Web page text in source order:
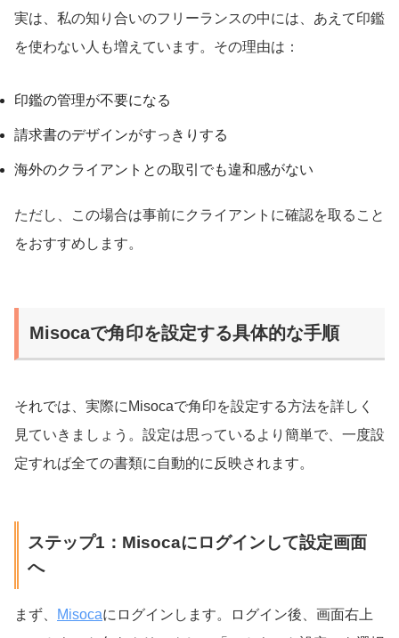
実は、私の知り合いのフリーランスの中には、あえて印鑑
を使わない人も増えています。その理由は：
印鑑の管理が不要になる
請求書のデザインがすっきりする
海外のクライアントとの取引でも違和感がない
ただし、この場合は事前にクライアントに確認を取ること
をおすすめします。
Misocaで角印を設定する具体的な手順
それでは、実際にMisocaで角印を設定する方法を詳しく
見ていきましょう。設定は思っているより簡単で、一度設
定すれば全ての書類に自動的に反映されます。
ステップ1：Misocaにログインして設定画面
へ
まず、 Misocaにログインします。ログイン後、画面右上